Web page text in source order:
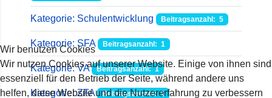
Kategorie: Schulentwicklung Beitragsanzahl: 5
Kategorie: SFA Beitragsanzahl: 1
Kategorie: VA Beitragsanzahl: 1
Kategorie: ZFA Beitragsanzahl: 1
Wir benutzen Cookies
Wir nutzen Cookies auf unserer Website. Einige von ihnen sind
essenziell für den Betrieb der Seite, während andere uns
helfen, diese Website und die Nutzererfahrung zu verbessern